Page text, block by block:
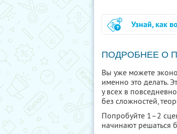
Узнай, как
ПОДРОБНЕЕ О
Вы уже можете
именно это делать.
у всех в
без сложностей,
Попробуйте 1–2
начинают решаться